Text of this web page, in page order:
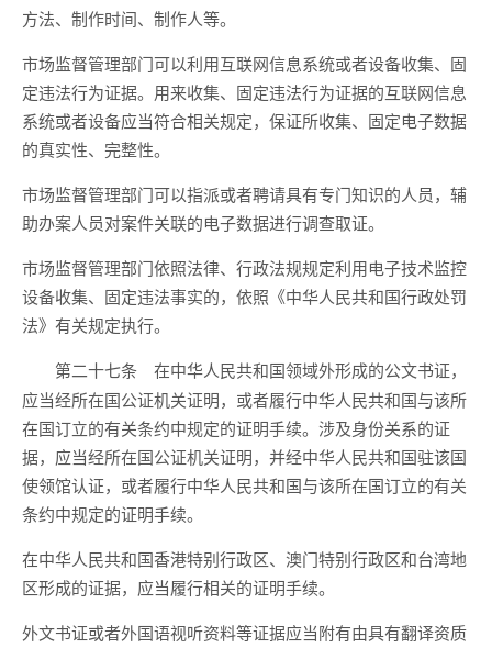
方法、制作时间、制作人等。
市场监督管理部门可以利用互联网信息系统或者设备收集、固
定违法行为证据。用来收集、固定违法行为证据的互联网信息
系统或者设备应当符合相关规定，保证所收集、固定电子数据
的真实性、完整性。
市场监督管理部门可以指派或者聘请具有专门知识的人员，辅
助办案人员对案件关联的电子数据进行调查取证。
市场监督管理部门依照法律、行政法规规定利用电子技术监控
设备收集、固定违法事实的，依照《中华人民共和国行政处罚
法》有关规定执行。
第二十七条 在中华人民共和国领域外形成的公文书证，
应当经所在国公证机关证明，或者履行中华人民共和国与该所
在国订立的有关条约中规定的证明手续。涉及身份关系的证
据，应当经所在国公证机关证明，并经中华人民共和国驻该国
使领馆认证，或者履行中华人民共和国与该所在国订立的有关
条约中规定的证明手续。
在中华人民共和国香港特别行政区、澳门特别行政区和台湾地
区形成的证据，应当履行相关的证明手续。
外文书证或者外国语视听资料等证据应当附有由具有翻译资质